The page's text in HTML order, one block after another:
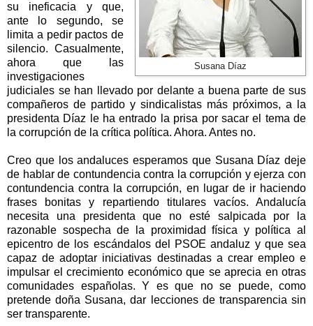
Susana Díaz
su ineficacia y que,
ante lo segundo, se
limita a pedir pactos de
silencio. Casualmente,
ahora que las
investigaciones
judiciales se han llevado por delante a buena parte de sus
compañeros de partido y sindicalistas más próximos, a la
presidenta Díaz le ha entrado la prisa por sacar el tema de
la corrupción de la crítica política. Ahora. Antes no.
Creo que los andaluces esperamos que Susana Díaz deje
de hablar de contundencia contra la corrupción y ejerza con
contundencia contra la corrupción, en lugar de ir haciendo
frases bonitas y repartiendo titulares vacíos. Andalucía
necesita una presidenta que no esté salpicada por la
razonable sospecha de la proximidad física y política al
epicentro de los escándalos del PSOE andaluz y que sea
capaz de adoptar iniciativas destinadas a crear empleo e
impulsar el crecimiento económico que se aprecia en otras
comunidades españolas. Y es que no se puede, como
pretende doña Susana, dar lecciones de transparencia sin
ser transparente.